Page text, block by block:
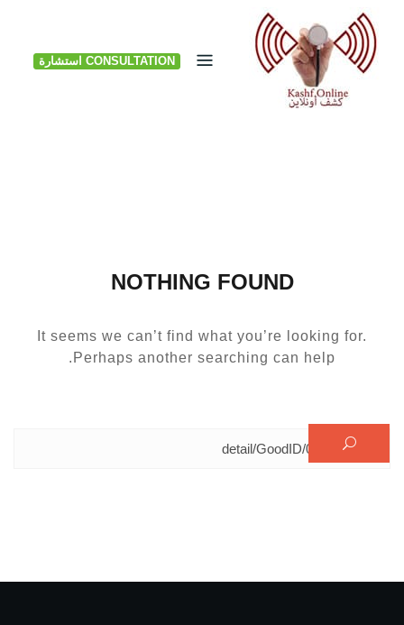
Skip
content
CONSULTATION استشارة
NOTHING FOUND
It seems we can’t find what you’re looking for.
Perhaps another searching can help.
البحث عن: